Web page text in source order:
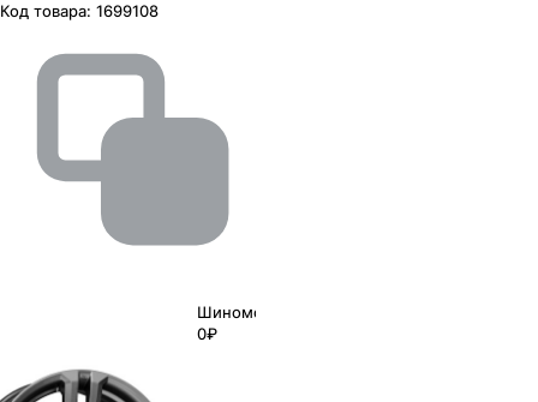
Код товара: 1699108
Шиномонтаж
0₽